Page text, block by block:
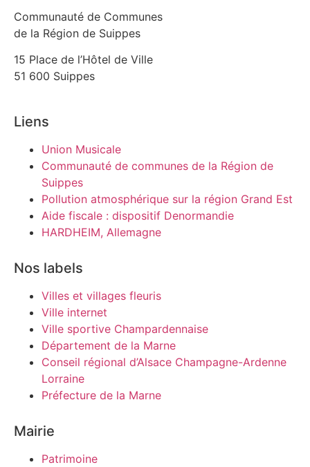
Communauté de Communes
de la Région de Suippes
15 Place de l’Hôtel de Ville
51 600 Suippes
Liens
Union Musicale
Communauté de communes de la Région de
Suippes
Pollution atmosphérique sur la région Grand Est
Aide fiscale : dispositif Denormandie
HARDHEIM, Allemagne
Nos labels
Villes et villages fleuris
Ville internet
Ville sportive Champardennaise
Département de la Marne
Conseil régional d’Alsace Champagne-Ardenne
Lorraine
Préfecture de la Marne
Mairie
Patrimoine